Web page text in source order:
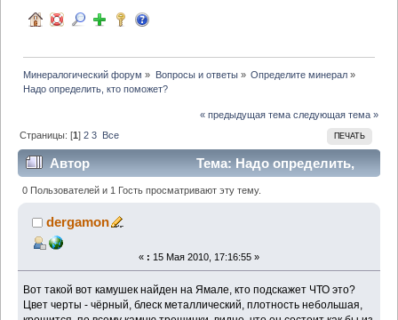
Минералогический форум » Вопросы и ответы» Определите минерал»
Надо определить, кто поможет?
« предыдущая тема следующая тема »
ПЕЧАТЬ
Страницы: [1]2 3 Все
Автор
Тема: Надо определить,
кто поможет? (Прочитано 7984 раз)
0 Пользователей и 1 Гость просматривают эту тему.
dergamon
« : 15 Мая 2010, 17:16:55 »
Вот такой вот камушек найден на Ямале, кто подскажет ЧТО это?
Цвет черты - чёрный, блеск металлический, плотность небольшая,